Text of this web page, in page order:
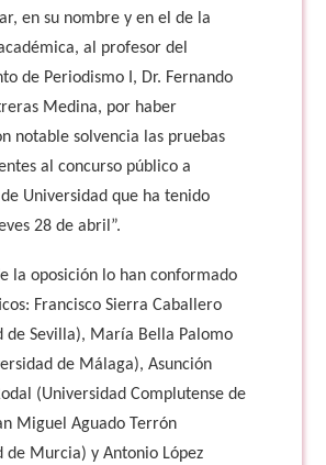
en su nombre y en el de la
al profesor del
de Periodismo I, Dr. Fernando
Medina, por haber
notable solvencia las pruebas
al concurso público a
Universidad que ha tenido
28 de abril”.
la oposición lo han conformado
Francisco Sierra Caballero
de Sevilla), María Bella Palomo
de Málaga), Asunción
(Universidad Complutense de
Miguel Aguado Terrón
de Murcia) y Antonio López